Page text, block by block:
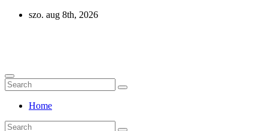
Skip
szo. aug 8th, 2026
Home